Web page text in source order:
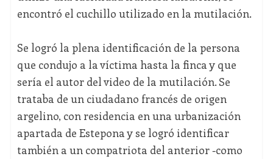
encontró el cuchillo utilizado en la mutilación.
Se logró la plena identificación de la persona
que condujo a la víctima hasta la finca y que
sería el autor del video de la mutilación. Se
trataba de un ciudadano francés de origen
argelino, con residencia en una urbanización
apartada de Estepona y se logró identificar
también a un compatriota del anterior -como